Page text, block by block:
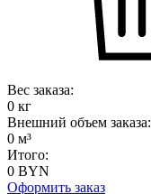
Вес заказа:
0 кг
Внешний объем заказа:
0 м³
Итого:
0 BYN
Оформить заказ